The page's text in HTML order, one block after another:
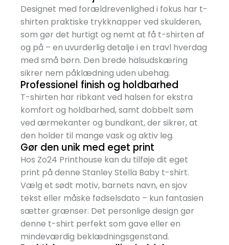
Designet med forældrevenlighed i fokus har t-
shirten praktiske trykknapper ved skulderen,
som gør det hurtigt og nemt at få t-shirten af
og på – en uvurderlig detalje i en travl hverdag
med små børn. Den brede halsudskæring
sikrer nem påklædning uden ubehag.
Professionel finish og holdbarhed
T-shirten har ribkant ved halsen for ekstra
komfort og holdbarhed, samt dobbelt søm
ved ærmekanter og bundkant, der sikrer, at
den holder til mange vask og aktiv leg.
Gør den unik med eget print
Hos Zo24 Printhouse kan du tilføje dit eget
print på denne Stanley Stella Baby t-shirt.
Vælg et sødt motiv, barnets navn, en sjov
tekst eller måske fødselsdato – kun fantasien
sætter grænser. Det personlige design gør
denne t-shirt perfekt som gave eller en
mindeværdig beklædningsgenstand.